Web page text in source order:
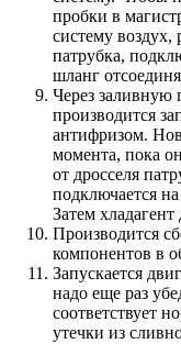
пробки в
систему воздух,
патрубка,
шланг
Через заливную
производится
антифризом.
момента, пока
от дросселя
подключается
Затем
Производится
компонентов в
Запускается
надо еще раз
соответствует
утечки из